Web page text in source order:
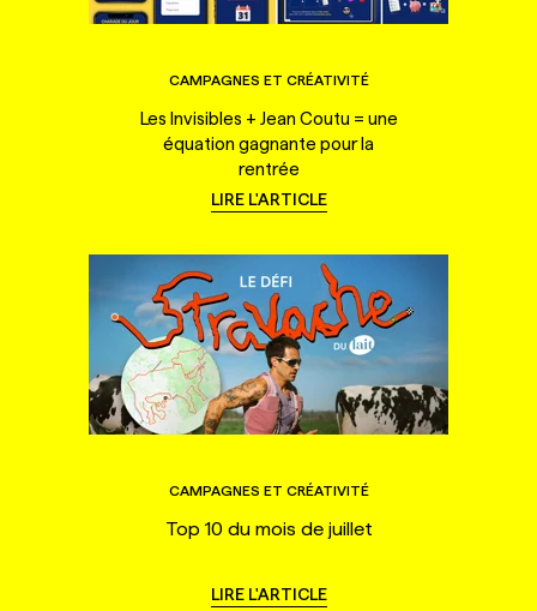
CAMPAGNES ET CRÉATIVITÉ
Les Invisibles + Jean Coutu = une
équation gagnante pour la
rentrée
LIRE L'ARTICLE
CAMPAGNES ET CRÉATIVITÉ
Top 10 du mois de juillet
LIRE L'ARTICLE